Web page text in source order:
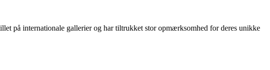
på internationale gallerier og har tiltrukket stor opmærksomhed for deres unikke